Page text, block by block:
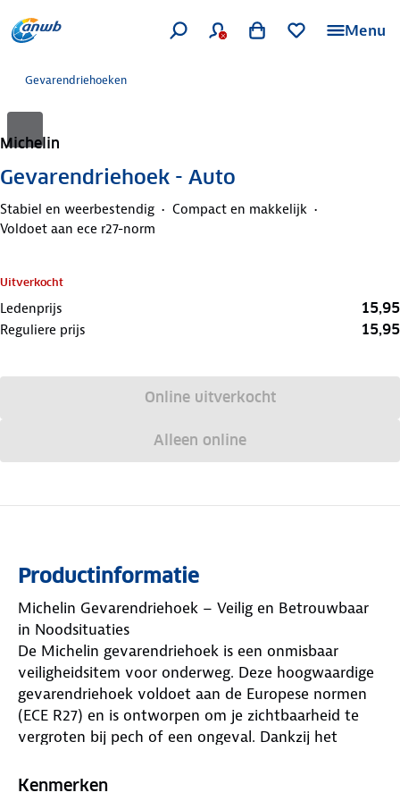
Menu
Gevarendriehoeken
Michelin
Gevarendriehoek - Auto
Stabiel en weerbestendig
Compact en makkelijk
Voldoet aan ece r27-norm
Uitverkocht
Ledenprijs 15,95
Reguliere prijs 15,95
Online uitverkocht
Alleen online
Productinformatie
Michelin Gevarendriehoek – Veilig en Betrouwbaar
in Noodsituaties
De Michelin gevarendriehoek is een onmisbaar
veiligheidsitem voor onderweg. Deze hoogwaardige
gevarendriehoek voldoet aan de Europese normen
(ECE R27) en is ontworpen om je zichtbaarheid te
vergroten bij pech of een ongeval. Dankzij het
stevig op diverse ondergronden, zelfs bij wind of
Kenmerken